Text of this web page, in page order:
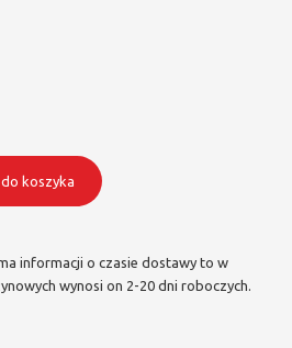
koszyka
informacji o czasie dostawy to w
wynosi on 2-20 dni roboczych.